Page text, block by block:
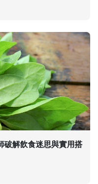
破解飲食迷思與實用搭